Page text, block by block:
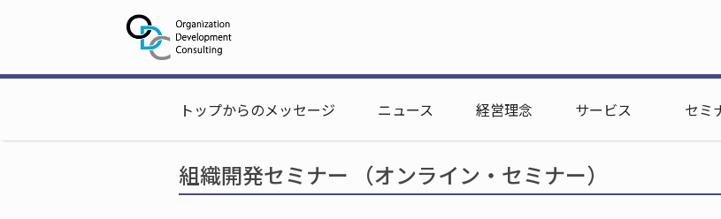
トップからのメッセージ ニュース 経営理念 サービス セミ
組織開発従業員幸福度（Employee Happiness）調査
組織開発セミナー （オンライン・セミナー）